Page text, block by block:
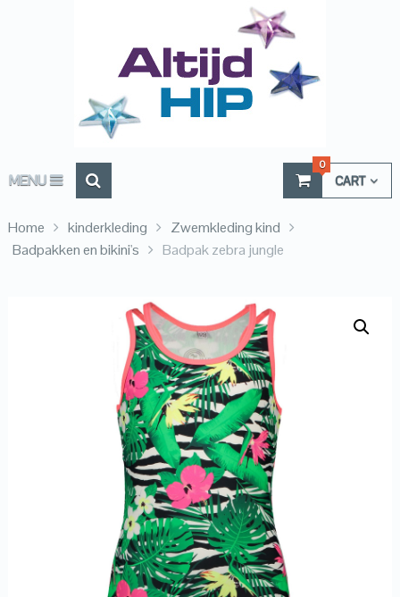
MENU CART
0
Home kinderkleding
Zwemkleding kind
Badpakken en bikini's
Badpak zebra jungle